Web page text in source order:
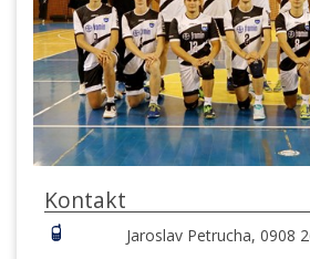
Kontakt
Jaroslav Petrucha, 0908